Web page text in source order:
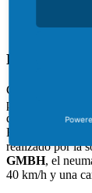
RECOM –
Con el fin de
premium en el
dimensiones se
RECOM», que
realizado por la
GMBH, el
40 km/h y una